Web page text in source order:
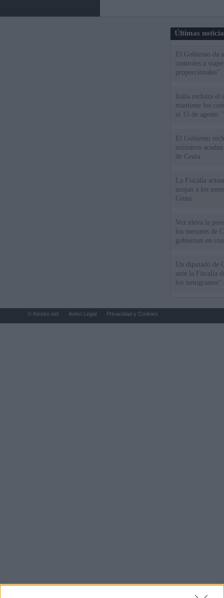
Últimas
El Gobierno da
controles a
proporcionales"
Italia rechaza
mantiene los
el 15 de agosto:
El Gobierno
ministros
de Ceuta
La Fiscalía
acojan a los
Ceuta
Vox eleva la
los menores de
gobiernan en
Un diputado de
ante la Fiscalía
los inmigrantes”
© Kiosko.net Aviso Legal Privacidad y Cookies